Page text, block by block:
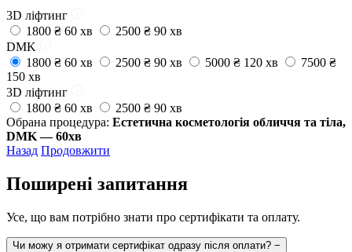
3D ліфтинг
1800 ₴ 60 хв 2500 ₴ 90 хв
DMK
1800 ₴ 60 хв 2500 ₴ 90 хв 5000 ₴ 120 хв
7500 ₴
150 хв
3D ліфтинг
1800 ₴ 60 хв 2500 ₴ 90 хв
Обрана процедура: Естетична косметологія обличчя та тіла,
DMK — 60хв
Назад Продовжити
Поширені запитання
Усе, що вам потрібно знати про сертифікати та оплату.
Чи можу я отримати сертифікат одразу після оплати? −